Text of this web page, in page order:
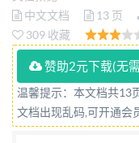
03-23发布 2024-
布 DB33/
GB/T1.1—2020《
文件的结构和起草
中文文档
13 页
309 收藏
赞助2元下载(无
温馨提示：本文档共13
文档出现乱码,可开通会